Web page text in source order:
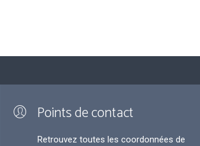
Points de contact
Retrouvez toutes les coordonnées de